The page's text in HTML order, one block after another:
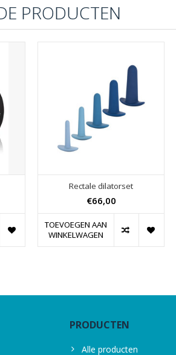
PRODUCTEN
Rectale dilatorset
€66,00
TOEVOEGEN AAN
WINKELWAGEN
PRODUCTEN
Alle producten